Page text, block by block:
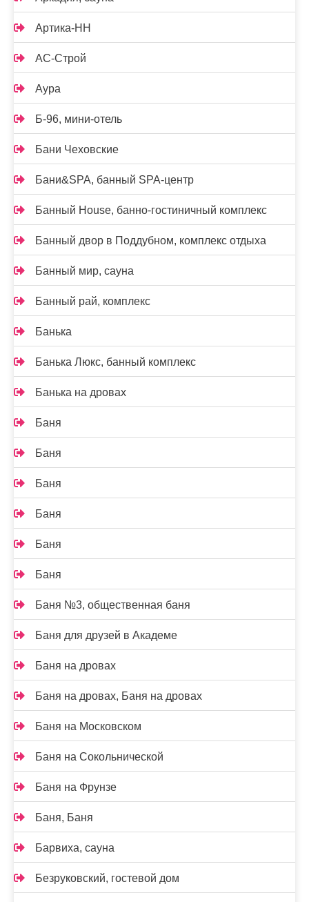
Артика-НН
АС-Строй
Аура
Б-96, мини-отель
Бани Чеховские
Бани&SPA, банный SPA-центр
Банный House, банно-гостиничный комплекс
Банный двор в Поддубном, комплекс отдыха
Банный мир, сауна
Банный рай, комплекс
Банька
Банька Люкс, банный комплекс
Банька на дровах
Баня
Баня
Баня
Баня
Баня
Баня
Баня №3, общественная баня
Баня для друзей в Академе
Баня на дровах
Баня на дровах, Баня на дровах
Баня на Московском
Баня на Сокольнической
Баня на Фрунзе
Баня, Баня
Барвиха, сауна
Безруковский, гостевой дом